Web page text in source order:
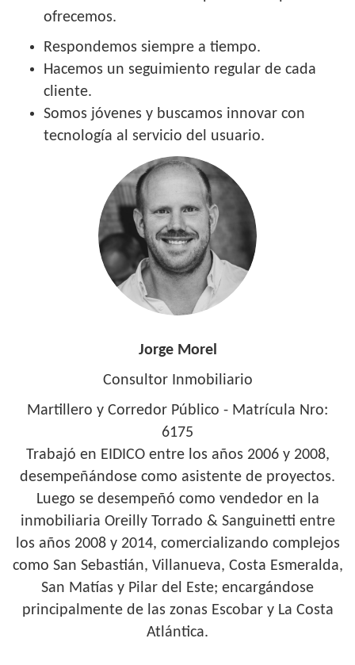
ofrecemos.
Respondemos siempre a tiempo.
Hacemos un seguimiento regular de cada
cliente.
Somos jóvenes y buscamos innovar con
tecnología al servicio del usuario.
Jorge Morel
Consultor Inmobiliario
Martillero y Corredor Público - Matrícula Nro:
6175
Trabajó en EIDICO entre los años 2006 y 2008,
desempeñándose como asistente de proyectos.
Luego se desempeñó como vendedor en la
inmobiliaria Oreilly Torrado & Sanguinetti entre
los años 2008 y 2014, comercializando complejos
como San Sebastián, Villanueva, Costa Esmeralda,
San Matías y Pilar del Este; encargándose
principalmente de las zonas Escobar y La Costa
Atlántica.